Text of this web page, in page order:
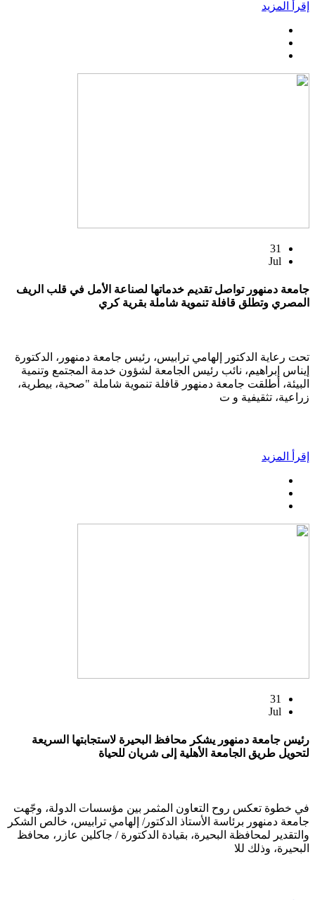
إقرأ المزيد
31
Jul
جامعة دمنهور تواصل تقديم خدماتها لصناعة الأمل في قلب الريف
المصري وتطلق قافلة تنموية شاملة بقرية كري
تحت رعاية الدكتور إلهامي ترابيس، رئيس جامعة دمنهور، الدكتورة
إيناس إبراهيم، نائب رئيس الجامعة لشؤون خدمة المجتمع وتنمية
البيئة، أطلقت جامعة دمنهور قافلة تنموية شاملة "صحية، بيطرية،
زراعية، تثقيفية و ت
إقرأ المزيد
31
Jul
رئيس جامعة دمنهور يشكر محافظ البحيرة لاستجابتها السريعة
لتحويل طريق الجامعة الأهلية إلى شريان للحياة
في خطوة تعكس روح التعاون المثمر بين مؤسسات الدولة، وجّهت
جامعة دمنهور برئاسة الأستاذ الدكتور/ إلهامي ترابيس، خالص الشكر
والتقدير لمحافظة البحيرة، بقيادة الدكتورة / جاكلين عازر، محافظ
البحيرة، وذلك للا